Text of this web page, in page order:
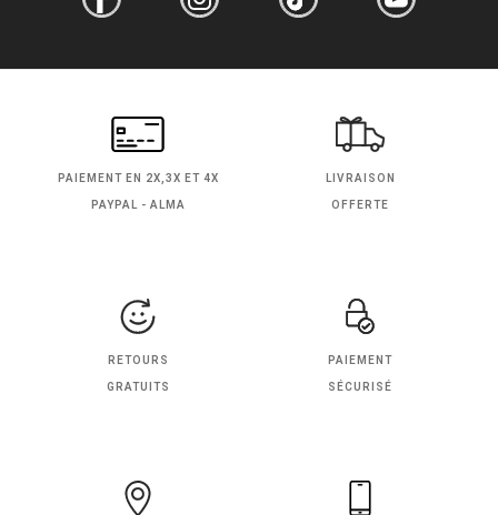
PAIEMENT EN 2X,3X ET 4X
PAYPAL - ALMA
LIVRAISON
OFFERTE
RETOURS
GRATUITS
PAIEMENT
SÉCURISÉ